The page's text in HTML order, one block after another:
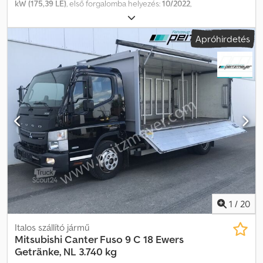
kW (175,39 LE), első forgalomba helyezés:10/2022,
, össztömeg:
hajtástípus:mechanikai, kibocsátási osztály:Euro 6, felfüggesztés:
acél, Felszereltség:
koromszűrő, légkondicionálás, légzsák,
, 581 Automata klímaberendezés, F62 Fűthető
visszapillantó tükrök, IH9 Tengelytáv: 4300 mm, MD9 Tempomat,
SA5 Vezető oldali légzsák, SH6 Komfort vezetőülés vízszintes
rugózással. Telefonon hétfőtől péntekig 20:00 óráig, szombaton
16:00 óráig vagyunk elérhetők! További információk:
lízing/finanszírozás és beszámítás lehetséges! Az elírás és köztes
értékesítés jogát fenntartjuk! Minden adat tájékoztató jellegű,
garancia nélkül. Codsxvpbtepfx Acgjha
Apróhirdetés
1 / 20
Italos szállító jármű
MitsubishiCanter Fuso 9 C 18 Ewers
Getränke, NL 3.740 kg